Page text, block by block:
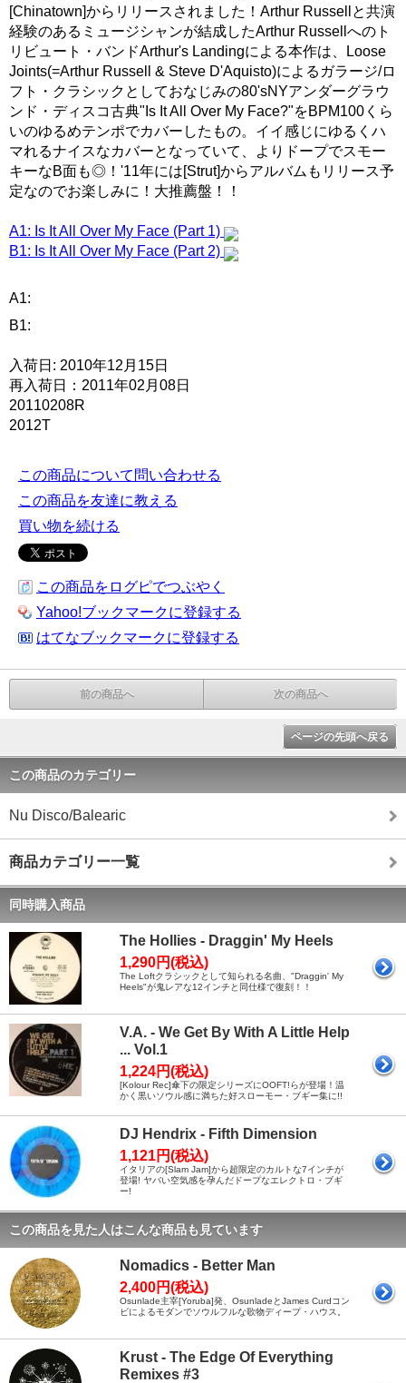
[Chinatown]からリリースされました！Arthur Russellと共演
経験のあるミュージシャンが結成したArthur Russellへのト
リビュート・バンドArthur's Landingによる本作は、Loose
Joints(=Arthur Russell & Steve D'Aquisto)によるガラージ/ロ
フト・クラシックとしておなじみの80'sNYアンダーグラウ
ンド・ディスコ古典"Is It All Over My Face?"をBPM100くら
いのゆるめテンポでカバーしたもの。イイ感じにゆるくハ
マれるナイスなカバーとなっていて、よりドープでスモー
キーなB面も◎！'11年には[Strut]からアルバムもリリース予
定なのでお楽しみに！大推薦盤！！
A1: Is It All Over My Face (Part 1)
B1: Is It All Over My Face (Part 2)
A1:
B1:
入荷日: 2010年12月15日
再入荷日：2011年02月08日
20110208R
2012T
この商品について問い合わせる
この商品を友達に教える
買い物を続ける
この商品をログピでつぶやく
Yahoo!ブックマークに登録する
はてなブックマークに登録する
前の商品へ 次の商品へ
ページの先頭へ戻る
この商品のカテゴリー
Nu Disco/Balearic
商品カテゴリー一覧
同時購入商品
The Hollies - Draggin' My Heels
1,290円(税込)
The Loftクラシックとして知られる名曲、"Draggin' My
Heels"が鬼レアな12インチと同仕様で復刻！！
V.A. - We Get By With A Little Help
... Vol.1
1,224円(税込)
[Kolour Rec]傘下の限定シリーズにOOFT!らが登場！温
かく黒いソウル感に満ちた好スローモー・ブギー集に!!
DJ Hendrix - Fifth Dimension
1,121円(税込)
イタリアの[Slam Jam]から超限定のカルトな7インチが
登場! ヤバい空気感を孕んだドープなエレクトロ・ブギ
ー!
この商品を見た人はこんな商品も見ています
Nomadics - Better Man
2,400円(税込)
Osunlade主宰[Yoruba]発、OsunladeとJames Curdコン
ビによるモダンでソウルフルな歌物ディープ・ハウス。
Krust - The Edge Of Everything
Remixes #3